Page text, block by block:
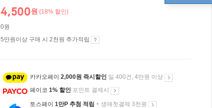
4,500원 (18% 할인)
0원
5만원이상 구매 시 2천원 추가적립
카카오페이 2,000원 즉시할인 일 400건, 4만원 이상
페이코 1% 할인 포인트 결제시
토스페이 1만P 추첨 적립 + 생애첫결제 3천원